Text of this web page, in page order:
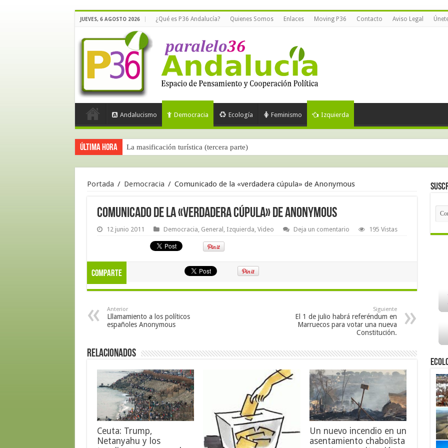
JUEVES, 6 AGOSTO 2026 ¿Qué es P36 Andalucía? Quienes Somos Enlaces Moving P36 Contacto Aviso Legal
Andalucismo Democracia Ecología Feminismo Izquierda
Última hora La masificación turística (tercera parte)
Portada / Democracia / Comunicado de la «verdadera cúpula» de Anonymous
Comunicado de la «verdadera cúpula» de Anonymous
12 junio 2011 Democracia, General , Izquierda, Video Deja un comentario 195 Vistas
Comparte
Anterior
Lllamamiento a los políticos
españoles Anonymous
Siguiente
El 1 de julio habrá referéndum en
Marruecos para votar una nueva
Constitución.
Relacionados
Ceuta: Trump,
Netanyahu y los
Un nuevo incendio en un
asentamiento chabolista